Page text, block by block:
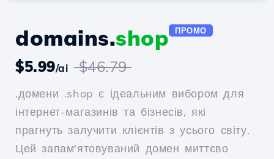
domains.shop ПРОМО
$5.99/ai $46.79
.домени .shop є ідеальним вибором для
інтернет-магазинів та бізнесів, які
прагнуть залучити клієнтів з усього світу.
Цей запам'ятовуваний домен миттєво